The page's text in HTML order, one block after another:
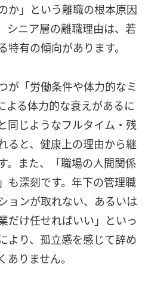
か」という離職の根本原因
シニア層の離職理由は、若
有の傾向があります。
が「労働条件や体力的なミ
よる体力的な衰えがあるに
同じようなフルタイム・残
ると、健康上の理由から継
。また、「職場の人間関係
も深刻です。年下の管理職
ョンが取れない、あるいは
だけ任せればいい」といっ
より、孤立感を感じて辞め
りません。